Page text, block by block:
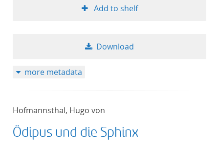
Add to shelf
Download
more metadata
Hofmannsthal, Hugo von
Ödipus und die Sphinx